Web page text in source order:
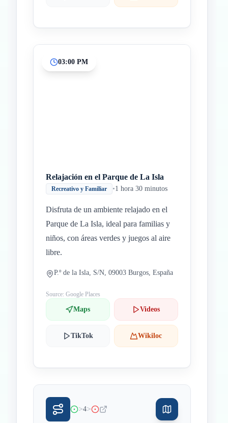
03:00 PM
Relajación en el Parque de La Isla
Recreativo y Familiar •1 hora 30 minutos
Disfruta de un ambiente relajado en el
Parque de La Isla, ideal para familias y
niños, con áreas verdes y juegos al aire
libre.
P.º de la Isla, S/N, 09003 Burgos, España
Source: Google Places
Maps Videos
TikTok Wikiloc
>4>